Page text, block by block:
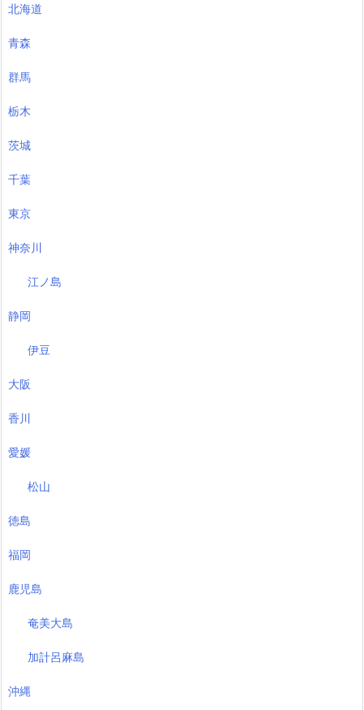
北海道
青森
群馬
栃木
茨城
千葉
東京
神奈川
江ノ島
静岡
伊豆
大阪
香川
愛媛
松山
徳島
福岡
鹿児島
奄美大島
加計呂麻島
沖縄